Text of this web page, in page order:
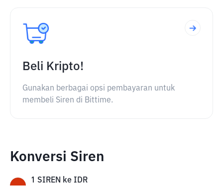
Beli Kripto!
Gunakan berbagai opsi pembayaran untuk
membeli Siren di Bittime.
Konversi Siren
1 SIREN ke IDR